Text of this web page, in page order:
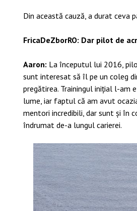
Din această cauză, a durat ceva
FricaDeZborRO: Dar pilot de
Aaron: La începutul lui 2016,
sunt interesat să îl pe un coleg
pregătirea. Trainingul inițial l-am
lume, iar faptul că am avut
mentori incredibili, dar sunt și în
îndrumat de-a lungul carierei.